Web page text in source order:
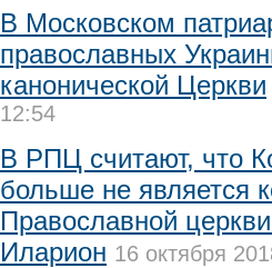
В Московском
православных
канонической Церкви
12:54
В РПЦ считают, что
больше не является
Православной
Иларион 16 октября